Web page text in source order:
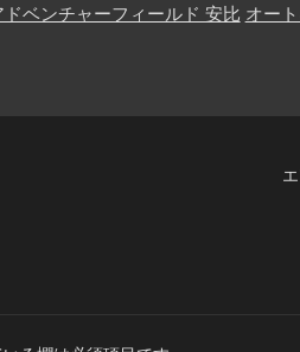
ドベンチャーフィールド 安比 オー